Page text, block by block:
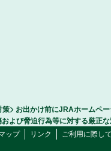
策
お出かけ前にJRAホームペ
よび脅迫行為等に対する厳正
ップ リンク ご利用に際し